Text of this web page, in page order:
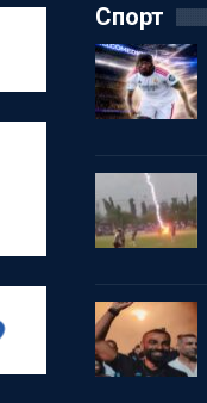
Спорт